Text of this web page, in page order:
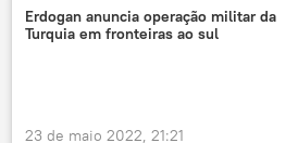
guerra da Síria
Exército da Síria
Turquia
Exército da Turquia
Oriente
Erdogan anuncia operação militar da
Turquia em fronteiras ao sul
23 de maio 2022, 21:21